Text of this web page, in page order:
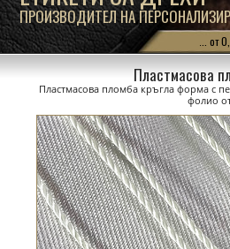
ПРОИЗВОДИТЕЛ НА
... от
Пластмасова
Пластмасова пломба кръгла форма с
фолио